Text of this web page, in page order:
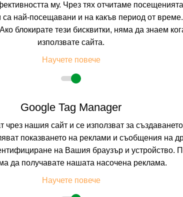
BLUE SEA
OLYMPIC
Пълно описание
DANAI
OLYMPIC
му. Чрез тях отчитаме
са най-посещавани и на какъв период от
блокирате тези бисквитки, няма да знаем
използвате сайта.
Научете повече
Google Tag Manager
чрез нашия сайт и се използват за
показването на реклами и съобщения на
на Вашия браузър и устройство.
да получавате нашата насочена реклама.
Научете повече